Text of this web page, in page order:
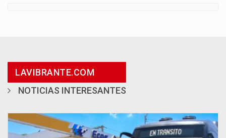
LAVIBRANTE.COM
NOTICIAS INTERESANTES